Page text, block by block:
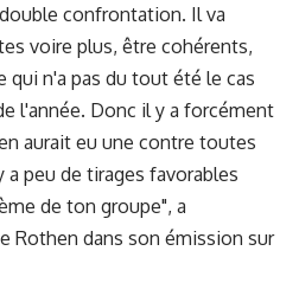
confrontation. Il va
voire plus, être cohérents,
qui n'a pas du tout été le cas
l'année. Donc il y a forcément
aurait eu une contre toutes
a peu de tirages favorables
de ton groupe", a
Rothen dans son émission sur